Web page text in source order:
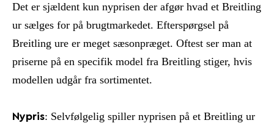
Det er sjældent kun nyprisen der afgør hvad et Breitling
ur sælges for på brugtmarkedet. Efterspørgsel på
Breitling ure er meget sæsonpræget. Oftest ser man at
priserne på en specifik model fra Breitling stiger, hvis
modellen udgår fra sortimentet.
Nypris: Selvfølgelig spiller nyprisen på et Breitling ur